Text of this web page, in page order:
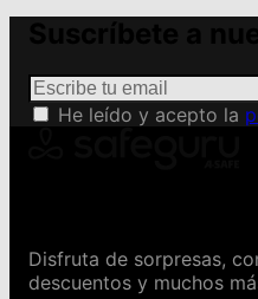
He leído y acepto la
Disfruta de sorpresas,
descuentos y muchos